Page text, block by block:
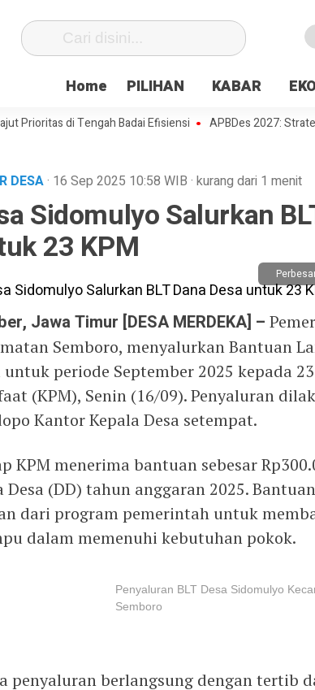
Home PILIHAN KABAR
di Tengah Badai Efisiensi APBDes 2027: Strategi
DESA· 16 Sep 2025 10:58 WIB · kurang dari 1 menit
Sidomulyo Salurkan
23 KPM
Jawa Timur [DESA MERDEKA] –
Semboro, menyalurkan Bantuan
untuk periode September 2025 kepada
(KPM), Senin (16/09). Penyaluran
Kantor Kepala Desa setempat.
KPM menerima bantuan sebesar
Desa (DD) tahun anggaran 2025.
dari program pemerintah untuk
dalam memenuhi kebutuhan pokok.
Penyaluran BLT Desa Sidomulyo
Semboro
penyaluran berlangsung dengan tertib